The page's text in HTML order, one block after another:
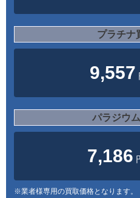
プラチナ
9,557
パラジウ
7,186
※業者様専用の買取価格となります。